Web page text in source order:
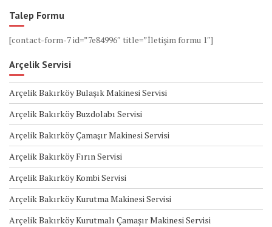
Talep Formu
[contact-form-7 id=”7e84996″ title=”İletişim formu 1″]
Arçelik Servisi
Arçelik Bakırköy Bulaşık Makinesi Servisi
Arçelik Bakırköy Buzdolabı Servisi
Arçelik Bakırköy Çamaşır Makinesi Servisi
Arçelik Bakırköy Fırın Servisi
Arçelik Bakırköy Kombi Servisi
Arçelik Bakırköy Kurutma Makinesi Servisi
Arçelik Bakırköy Kurutmalı Çamaşır Makinesi Servisi